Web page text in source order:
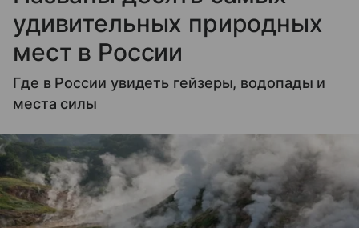
удивительных природных
мест в России
Где в России увидеть гейзеры, водопады и
места силы